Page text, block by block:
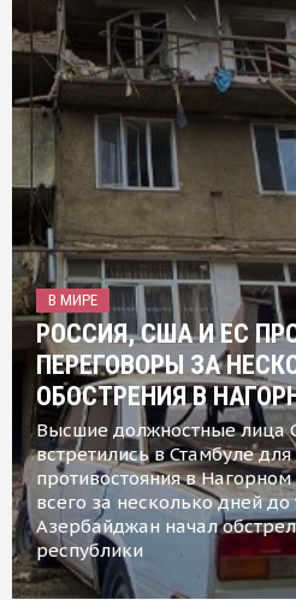
В МИРЕ
РОССИЯ, США И ЕС
ПЕРЕГОВОРЫ ЗА
ОБОСТРЕНИЯ В
Высшие должностные лица
встретились в Стамбуле
противостояния в
всего за несколько дней до
Азербайджан начал
республики